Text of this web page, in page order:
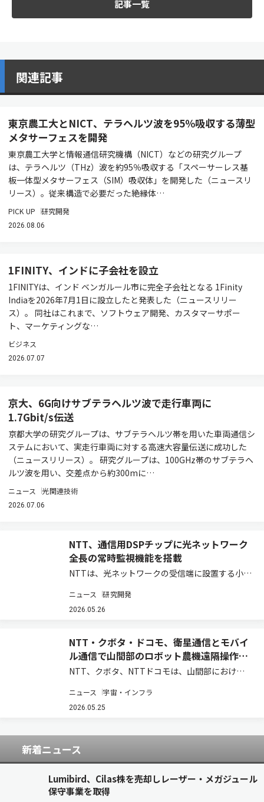
記事一覧
関連記事
東京農工大とNICT、テラヘルツ波を95％吸収する薄型
メタサーフェスを開発
東京農工大学と情報通信研究機構（NICT）などの研究グループ
は、テラヘルツ（THz）波を約95％吸収する「スペーサーレス基
板一体型メタサーフェス（SIM）吸収体」を開発した（ニュースリ
リース）。従来構造で必要だった絶縁体…
PICK UP 研究開発
2026.08.06
1FINITY、インドに子会社を設立
1FINITYは、インド ベンガルール市に完全子会社となる 1Finity
Indiaを2026年7月1日に設立したと発表した（ニュースリリー
ス）。 同社はこれまで、ソフトウェア開発、カスタマーサポー
ト、マーケティングな…
ビジネス
2026.07.07
京大、6G向けサブテラヘルツ波で走行車両に
1.7Gbit/s伝送
京都大学の研究グループは、サブテラヘルツ帯を用いた車両通信シ
ステムにおいて、実走行車両に対する高速大容量伝送に成功した
（ニュースリリース）。 研究グループは、100GHz帯のサブテラヘ
ルツ波を用い、交差点から約300mに…
ニュース 光関連技術
2026.07.06
NTT、通信用DSPチップに光ネットワーク
全長の常時監視機能を搭載
NTTは、光ネットワークの受信端に設置する小型
ーク全長の状態を可視化する機能を、世界で初め
て通信用デジタル信号処理チップに搭載したと発
ニュース 研究開発
2026.05.26
NTT・クボタ・ドコモ、衛星通信とモバイ
ル通信で山間部のロボット農機遠隔操作を
実証
NTT、クボタ、NTTドコモは、山間部における
化と映像伝送の継続性を実現する共同実証実験を
実施し、モバイル通信と衛星通信を組み合わせた
ニュース 宇宙・インフラ
2026.05.25
新着ニュース
Lumibird、Cilas株を売却しレーザー・メガジュール
保守事業を取得